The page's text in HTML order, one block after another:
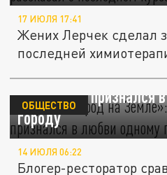
17 ИЮЛЯ 17:41
Жених Лерчек сделал
последней
«Лучший город на
ресторатор признался
городу
ОБЩЕСТВО
14 ИЮЛЯ 06:22
Блогер-ресторатор